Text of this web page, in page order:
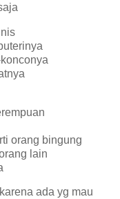
orang bingung
lain
ada yg mau